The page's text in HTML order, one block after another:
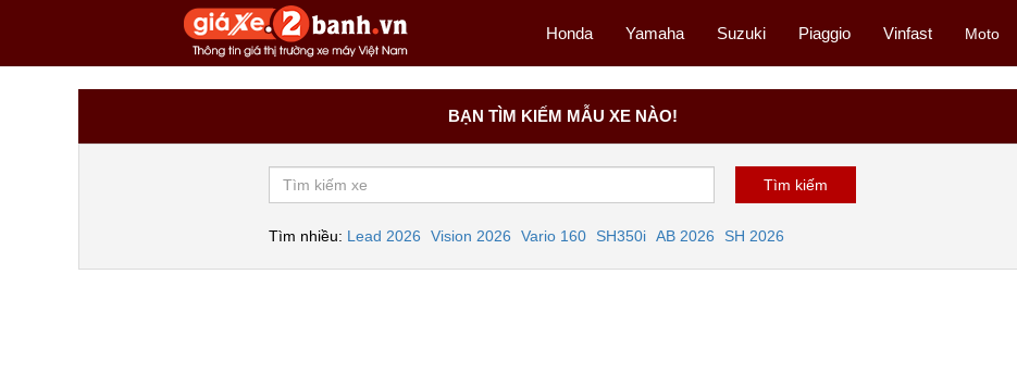
Honda Yamaha Suzuki Piaggio Vinfast Moto
BẠN TÌM KIẾM MẪU XE NÀO!
Tìm nhiều: Lead 2026 Vision 2026 Vario 160 SH350i AB 2026 SH 2026